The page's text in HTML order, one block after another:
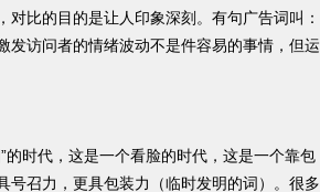
对比的目的是让人印象深刻。有句广告词叫：
发访问者的情绪波动不是件容易的事情，但运
的时代，这是一个看脸的时代，这是一个靠包
号召力，更具包装力（临时发明的词）。很多